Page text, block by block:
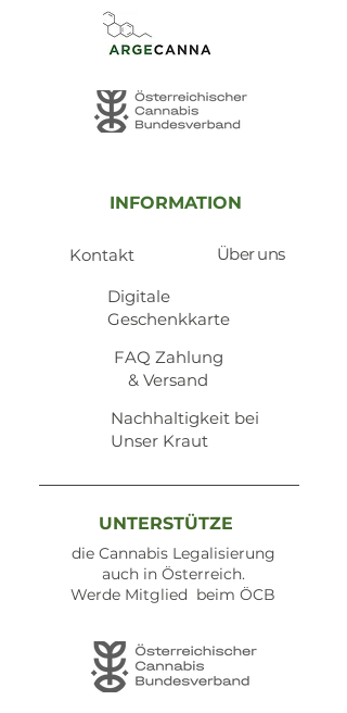
INFORMATION
Kontakt Über uns
​Digitale
Geschenkkarte
​FAQ Zahlung
& Versand
Nachhaltigkeit bei
Unser Kraut
UNTERSTÜTZE
die Cannabis Legalisierung
auch in Österreich.
Werde Mitglied beim ÖCB